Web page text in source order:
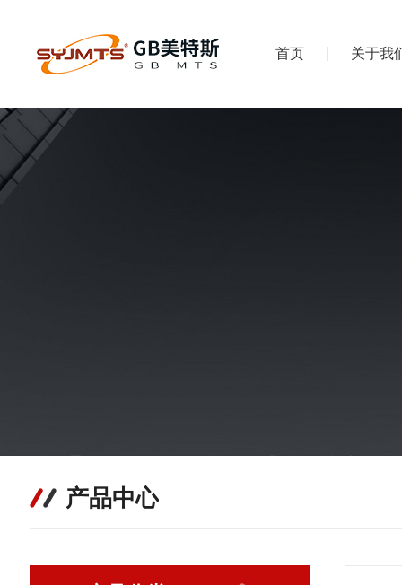
首页 关于我
产品中心